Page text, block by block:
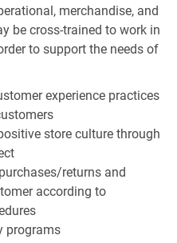
merchandise, and
be cross-trained to work in
to support the needs of
experience practices
store culture through
returns and
according to
programs